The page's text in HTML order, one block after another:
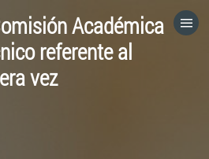
Académica
referente al
vez
HOME
CATEGORÍAS